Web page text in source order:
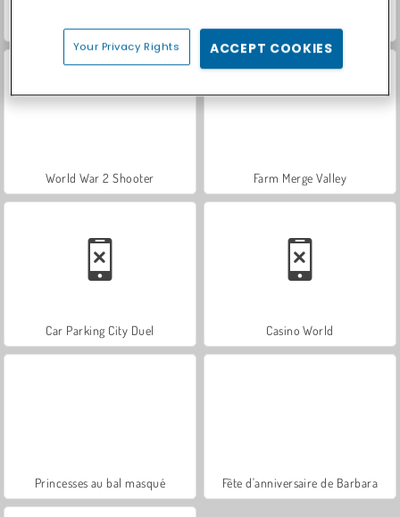
Let's Fish! Hidden Object: Street of Secrets
World War 2 Shooter Farm Merge Valley
Car Parking City Duel Casino World
Princesses au bal masqué Fête d'anniversaire de Barbara
Your Privacy Rights ACCEPT COOKIES